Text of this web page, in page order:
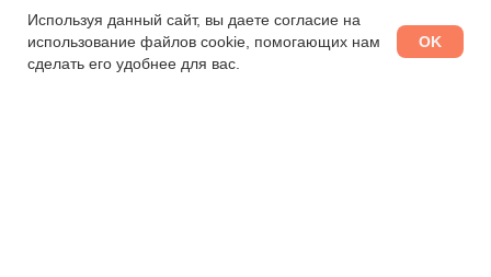
Пользовательское соглашение
Используя данный сайт, вы даете согласие на
использование файлов cookie, помогающих нам
сделать его удобнее для вас.
OK